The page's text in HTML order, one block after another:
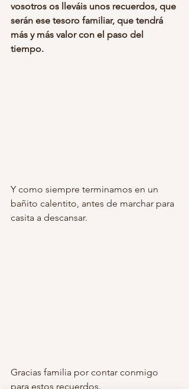
vosotros os lleváis unos recuerdos, que
serán ese tesoro familiar, que tendrá
más y más valor con el paso del
tiempo.
Y como siempre terminamos en un
bañito calentito, antes de marchar para
casita a descansar.
Gracias familia por contar conmigo
para estos recuerdos.